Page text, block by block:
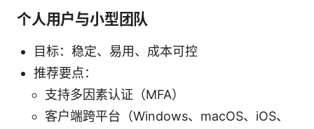
个人用户与小型团队
目标：稳定、易用、成本可控
推荐要点：
支持多因素认证（MFA）
客户端跨平台（Windows、macOS、iOS、